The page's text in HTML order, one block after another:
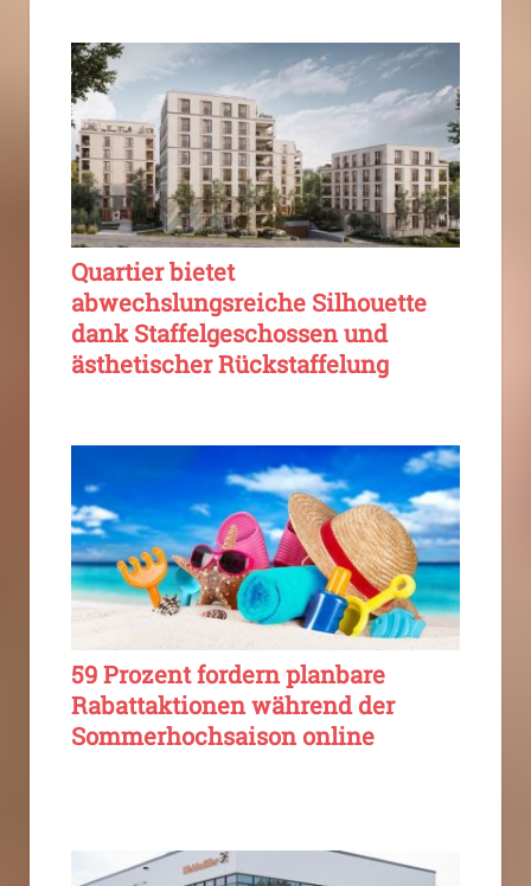
Quartier bietet
abwechslungsreiche Silhouette
dank Staffelgeschossen und
ästhetischer Rückstaffelung
59 Prozent fordern planbare
Rabattaktionen während der
Sommerhochsaison online